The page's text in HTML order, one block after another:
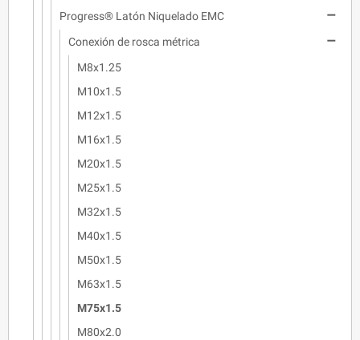
Progress® Latón Niquelado EMC

Conexión de rosca métrica 
M8x1.25
M10x1.5
M12x1.5
M16x1.5
M20x1.5
M25x1.5
M32x1.5
M40x1.5
M50x1.5
M63x1.5
M75x1.5
M80x2.0